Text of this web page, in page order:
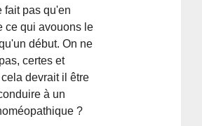
fait pas qu'en
ce qui avouons le
début. On ne
certes et
devrait il être
à un
?